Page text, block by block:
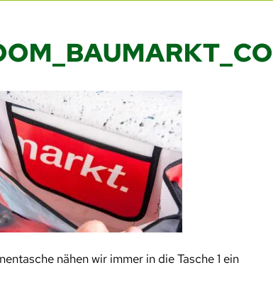
nähen wir immer in die Tasche 1 ein